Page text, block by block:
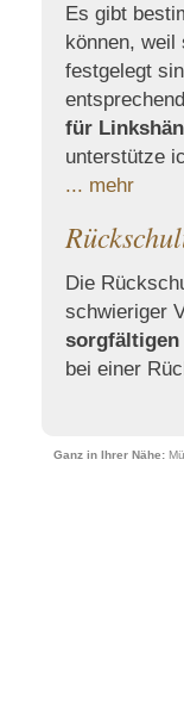
Es gibt
können, weil
festgelegt
für
unterstütze
... mehr
Die
schwieriger
bei einer
Ganz in Ihrer Nähe: